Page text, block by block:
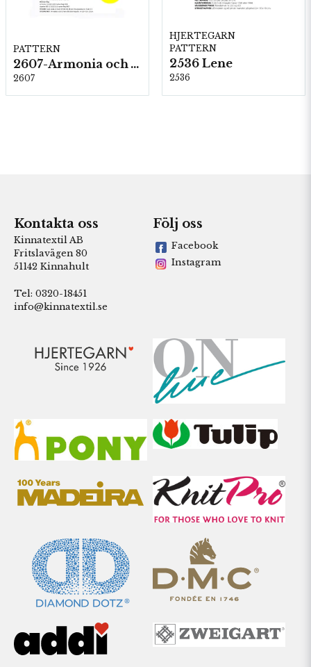
PATTERN
2607-Armonia och Alpaca 400
2607
HJERTEGARN
PATTERN
2536 Lene
2536
Kontakta oss
Kinnatextil AB
Fritslavägen 80
51142 Kinnahult
Tel: 0320-18451
info@kinnatextil.se
Följ oss
Facebook
Instagram